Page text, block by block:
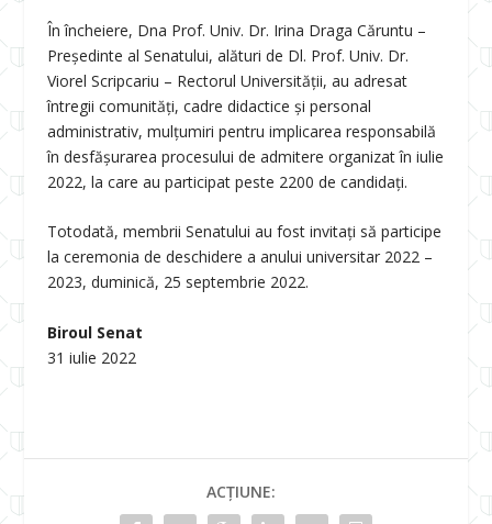
În încheiere, Dna Prof. Univ. Dr. Irina Draga Căruntu –
Președinte al Senatului, alături de Dl. Prof. Univ. Dr.
Viorel Scripcariu – Rectorul Universității, au adresat
întregii comunități, cadre didactice și personal
administrativ, mulțumiri pentru implicarea responsabilă
în desfășurarea procesului de admitere organizat în iulie
2022, la care au participat peste 2200 de candidați.
Totodată, membrii Senatului au fost invitați să participe
la ceremonia de deschidere a anului universitar 2022 –
2023, duminică, 25 septembrie 2022.
Biroul Senat
31 iulie 2022
ACȚIUNE: